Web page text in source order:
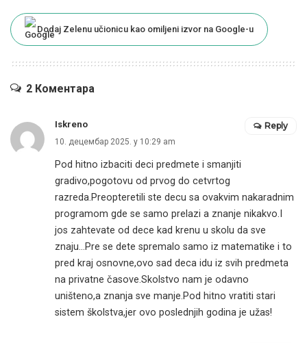
Dodaj Zelenu učionicu kao omiljeni izvor na Google-u
2 Коментара
Iskreno
10. децембар 2025. у 10:29 am
Pod hitno izbaciti deci predmete i smanjiti
gradivo,pogotovu od prvog do cetvrtog
razreda.Preopteretili ste decu sa ovakvim nakaradnim
programom gde se samo prelazi a znanje nikakvo.I
jos zahtevate od dece kad krenu u skolu da sve
znaju…Pre se dete spremalo samo iz matematike i to
pred kraj osnovne,ovo sad deca idu iz svih predmeta
na privatne časove.Skolstvo nam je odavno
uništeno,a znanja sve manje.Pod hitno vratiti stari
sistem školstva,jer ovo poslednjih godina je užas!
Reply